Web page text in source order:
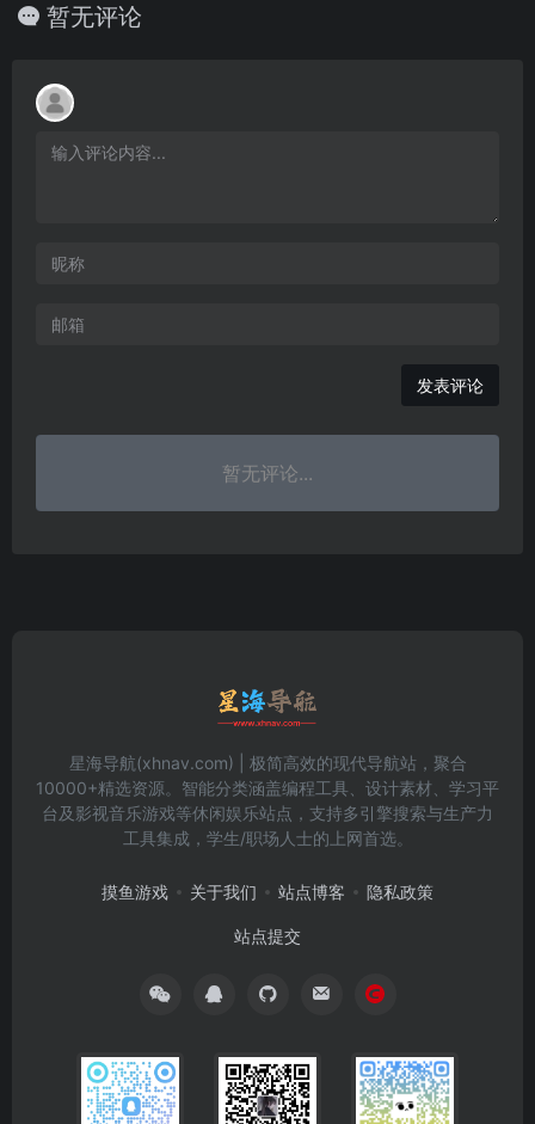
暂无评论
发表评论
暂无评论...
星海导航(xhnav.com) | 极简高效的现代导航站，聚合
10000+精选资源。智能分类涵盖编程工具、设计素材、学习平
台及影视音乐游戏等休闲娱乐站点，支持多引擎搜索与生产力
工具集成，学生/职场人士的上网首选。
摸鱼游戏 关于我们 站点博客 隐私政策
站点提交